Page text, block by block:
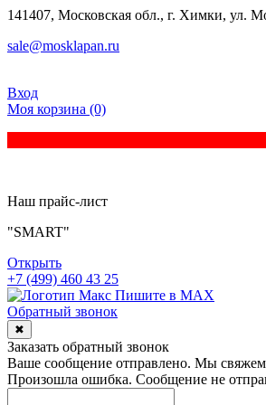
141407, Московская обл., г. Химки, ул.
sale@mosklapan.ru
Вход
Моя корзина (0)
Наш прайс-лист
"SMART"
Открыть
+7 (499) 460 43 25
Пишите в MAX
Обратный звонок
✖
Заказать обратный звонок
Ваше сообщение отправлено. Мы
Произошла ошибка. Сообщение не